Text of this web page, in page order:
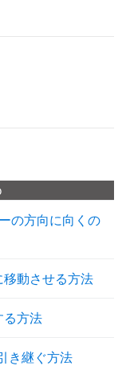
の方向に向くの
移動させる方法
る方法
き継ぐ方法